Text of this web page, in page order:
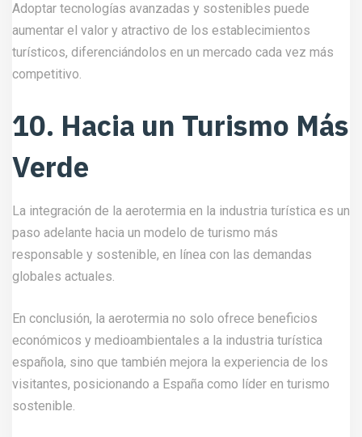
Adoptar tecnologías avanzadas y sostenibles puede
aumentar el valor y atractivo de los establecimientos
turísticos, diferenciándolos en un mercado cada vez más
competitivo.
10. Hacia un Turismo Más
Verde
La integración de la aerotermia en la industria turística es un
paso adelante hacia un modelo de turismo más
responsable y sostenible, en línea con las demandas
globales actuales.
En conclusión, la aerotermia no solo ofrece beneficios
económicos y medioambientales a la industria turística
española, sino que también mejora la experiencia de los
visitantes, posicionando a España como líder en turismo
sostenible.